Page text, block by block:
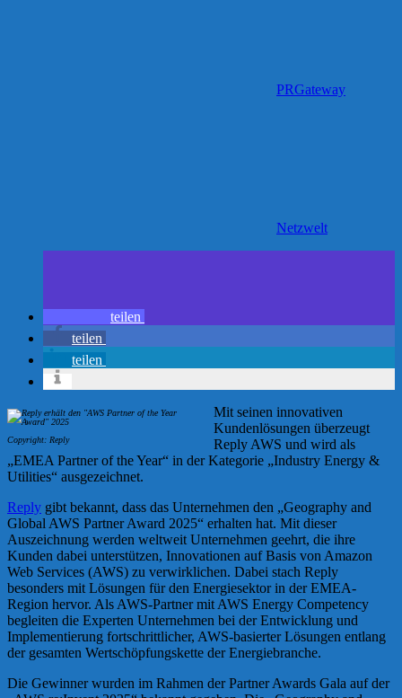
PRGateway
Netzwelt
teilen
teilen
teilen
Copyright: Reply
Mit seinen innovativen
Kundenlösungen überzeugt
Reply AWS und wird als
„EMEA Partner of the Year“ in der Kategorie „Industry Energy &
Utilities“ ausgezeichnet.
Reply gibt bekannt, dass das Unternehmen den „Geography and
Global AWS Partner Award 2025“ erhalten hat. Mit dieser
Auszeichnung werden weltweit Unternehmen geehrt, die ihre
Kunden dabei unterstützen, Innovationen auf Basis von Amazon
Web Services (AWS) zu verwirklichen. Dabei stach Reply
besonders mit Lösungen für den Energiesektor in der EMEA-
Region hervor. Als AWS-Partner mit AWS Energy Competency
begleiten die Experten Unternehmen bei der Entwicklung und
Implementierung fortschrittlicher, AWS-basierter Lösungen entlang
der gesamten Wertschöpfungskette der Energiebranche.
Die Gewinner wurden im Rahmen der Partner Awards Gala auf der